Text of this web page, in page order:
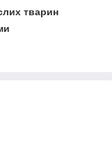
тварин